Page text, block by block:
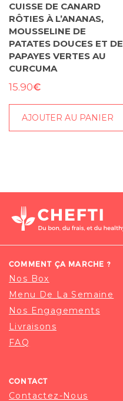
CUISSE DE CANARD
RÔTIES À L’ANANAS,
MOUSSELINE DE
PATATES DOUCES ET DE
PAPAYES VERTES AU
CURCUMA
15.90€
AJOUTER AU PANIER
COMMENT ÇA MARCHE ?
Nos Box
Menu De La Semaine
Nos Engagements
Livraisons
FAQ
CONTACT
Contactez-Nous